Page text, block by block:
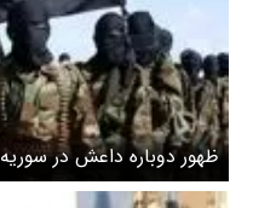
ظهور دوباره داعش در سوریه